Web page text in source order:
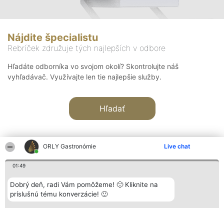
ORLY Gastronómie Live chat
01:49
Dobrý deň, radi Vám pomôžeme! 🙂 Kliknite na
príslušnú tému konverzácie! 🙂
Nájdite špecialistu
Rebríček združuje tých najlepších v odbore
Hľadáte odborníka vo svojom okolí? Skontrolujte náš
vyhľadávač. Využívajte len tie najlepšie služby.
Hľadať
Organizátor hodnotenia
Bright Side Solutions sp. z o.
o. sp. k.
Hodnotenie
Laureáti
Lista
Kontakt
Kontakt